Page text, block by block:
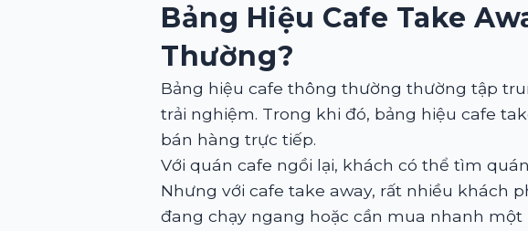
Bảng Hiệu Cafe Take
Thường?
Bảng hiệu cafe thông thường thường tập
trải nghiệm. Trong khi đó, bảng hiệu cafe
bán hàng trực tiếp.
Với quán cafe ngồi lại, khách có thể tìm
Nhưng với cafe take away, rất nhiều khách
đang chạy ngang hoặc cần mua nhanh một